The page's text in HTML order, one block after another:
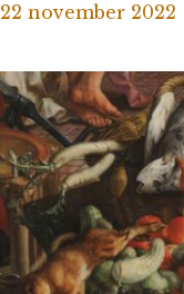
22 november 2022